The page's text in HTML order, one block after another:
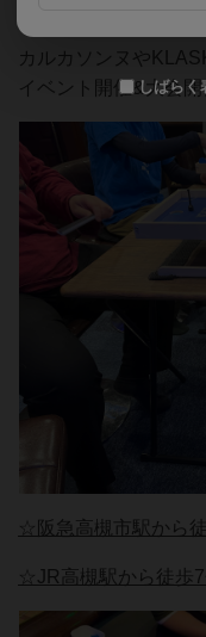
カルカソンヌや
イベント開催&大会
☆阪急高槻市駅から
☆JR高槻駅から徒歩7
しばらく